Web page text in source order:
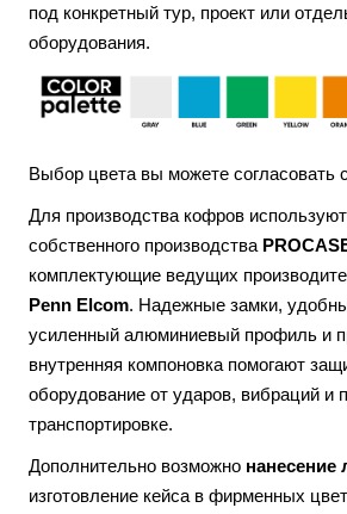
под конкретный тур, проект или
оборудования.
Выбор цвета вы можете согласовать
Для производства кофров
собственного производства
комплектующие ведущих
Penn Elcom. Надежные замки,
усиленный алюминиевый профиль и
внутренняя компоновка помогают
оборудование от ударов, вибраций и
транспортировке.
Дополнительно возможно нанесение
изготовление кейса в фирменных